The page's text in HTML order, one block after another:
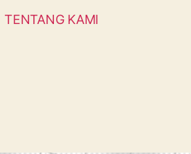
TENTANG KAMI